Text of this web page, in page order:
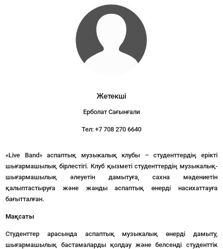
Жетекші
Ерболат Сағынғали
Тел: +7 708 270 6640
«Live Band» аспаптық музыкалық клубы – студенттердің ерікті
шығармашылық бірлестігі. Клуб қызметі студенттердің музыкалық-
шығармашылық әлеуетін дамытуға, сахна мәдениетін
қалыптастыруға және жанды аспаптық өнерді насихаттауға
бағытталған.
Мақсаты
Студенттер арасында аспаптық музыкалық өнерді дамыту,
шығармашылық бастамаларды қолдау және белсенді студенттік